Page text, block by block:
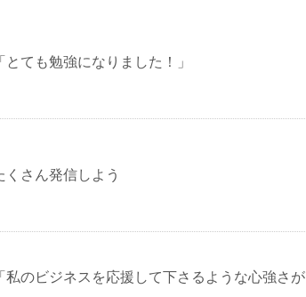
とても勉強になりました！」
くさん発信しよう
私のビジネスを応援して下さるような心強さが